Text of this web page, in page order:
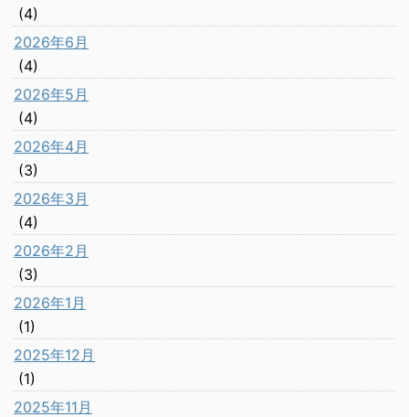
(4)
2026年6月
(4)
2026年5月
(4)
2026年4月
(3)
2026年3月
(4)
2026年2月
(3)
2026年1月
(1)
2025年12月
(1)
2025年11月